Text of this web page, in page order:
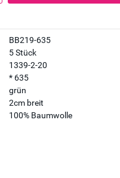
BB219-635
5 Stück
1339-2-20
* 635
grün
2cm breit
100% Baumwolle